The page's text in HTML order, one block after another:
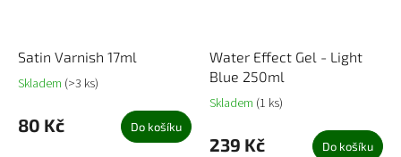
Satin Varnish 17ml
Skladem (>3 ks)
80 Kč Do košíku
Water Effect Gel - Light
Blue 250ml
Skladem (1 ks)
239 Kč Do košíku